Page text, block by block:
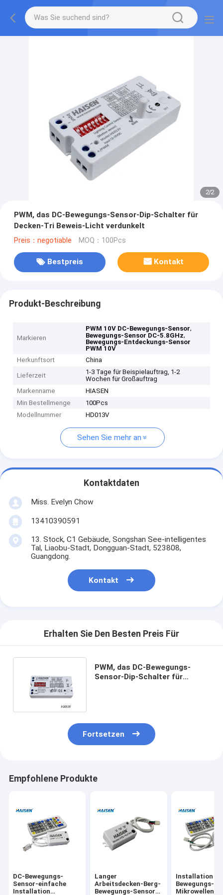
2/2
PWM, das DC-Bewegungs-Sensor-Dip-Schalter für
Decken-Tri Beweis-Licht verdunkelt
Preis：negotiable MOQ：100Pcs
Bestpreis Kontakt
Produkt-Beschreibung
Markieren
PWM 10V DC-Bewegungs-Sensor,
Bewegungs-Sensor DC-5.8GHz,
Bewegungs-Entdeckungs-Sensor
PWM 10V
Herkunftsort
China
Lieferzeit
1-3 Tage für Beispielauftrag, 1-2
Wochen für Großauftrag
Markenname
HIASEN
Min Bestellmenge
100Pcs
Modellnummer
HD013V
Sehen Sie mehr an
Kontaktdaten
Miss. Evelyn Chow
13410390591
13. Stock, C1 Gebäude, Songshan See-intelligentes
Tal, Liaobu-Stadt, Dongguan-Stadt, 523808,
Guangdong.
Kontakt
Erhalten Sie Den Besten Preis Für
PWM, das DC-Bewegungs-
Sensor-Dip-Schalter für
Fortsetzen
Empfohlene Produkte
DC-Bewegungs-
Sensor-einfache
Installation
Langer
Arbeitsdecken-Berg-
Bewegungs-Sensor-
Installation
Bewegungs-
Mikrowellen-